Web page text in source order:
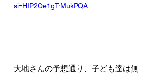
si=HIP2Oe1gTrMukPQA
大地さんの予想通り、子ども達は無